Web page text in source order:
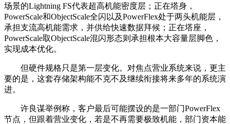
场景的Lightning FS代表超高机能密度层；正在塔身，
PowerScale和ObjectScale全闪以及PowerFlex处于两头机能层，
承担支流高机能需求，并供给快速数据拜候；正在塔座，
PowerScale取ObjectScale混闪形态则承担根本大容量层脚色，
实现成本优化。
但硬件规格只是第一层变化。对焦点营业系统来说，更主
要的是，这套存储架构能不克不及继续衔接将来多年的系统演
进。
许良谋举例称，客户最后可能摆设的是一部门PowerFlex
节点，但跟着营业变化，若是不再需要极致机能，部门资本能